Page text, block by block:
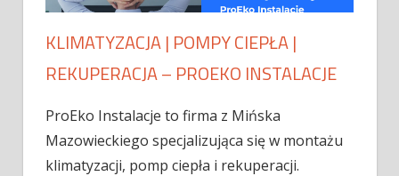
KLIMATYZACJA | POMPY CIEPŁA |
REKUPERACJA – PROEKO INSTALACJE
ProEko Instalacje to firma z Mińska
Mazowieckiego specjalizująca się w montażu
klimatyzacji, pomp ciepła i rekuperacji.